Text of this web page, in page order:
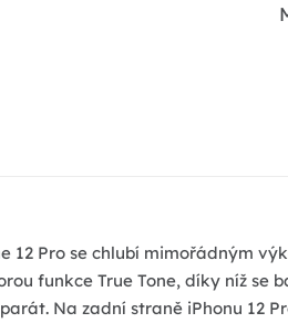
12 Pro se chlubí mimořádným
funkce True Tone, díky níž se
Na zadní straně iPhonu 12